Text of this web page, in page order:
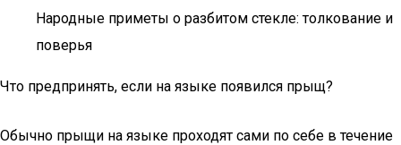
Народные приметы о разбитом стекле: толкование и
поверья
Что предпринять, если на языке появился прыщ?
Обычно прыщи на языке проходят сами по себе в течение